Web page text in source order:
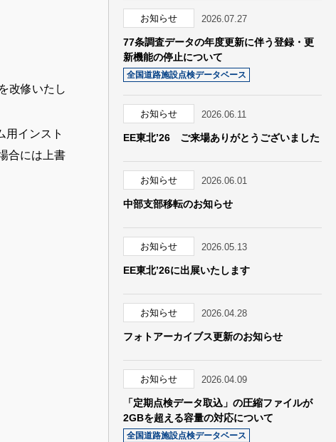
改修いたし
用インスト
合には上書
お知らせ 2026.07.27
全国道路施設点検データベース
77条調査データの年度更新に伴う登録・更
新機能の停止について
お知らせ 2026.06.11
EE東北’26 ご来場ありがとうございました
お知らせ 2026.06.01
中部支部移転のお知らせ
お知らせ 2026.05.13
EE東北’26に出展いたします
お知らせ 2026.04.28
フォトアーカイブス更新のお知らせ
お知らせ 2026.04.09
全国道路施設点検データベース
「定期点検データ取込」の圧縮ファイルが
2GBを超える容量の対応について